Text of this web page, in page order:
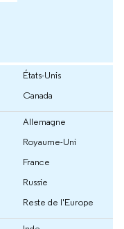
États-Unis
Canada
Allemagne
Royaume-Uni
France
Russie
Reste de l'Europe